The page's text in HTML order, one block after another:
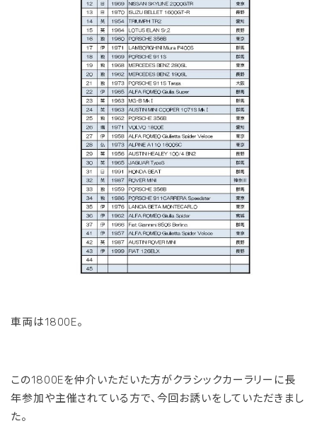
車両は1800E。
この1800Eを仲介いただいた方がクラシックカーラリーに長
年参加や主催されている方で、今回お誘いをしていただきまし
た。